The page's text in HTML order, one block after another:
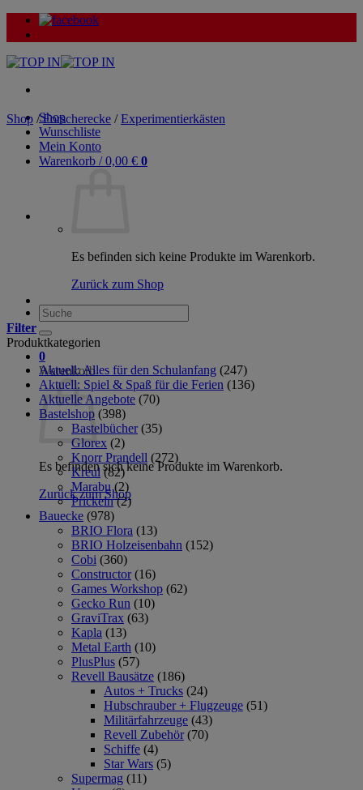
Zum
Inhalt
Shop
Wunschliste
Mein Konto
Warenkorb /0,00 € 0
Es befinden sich keine Produkte im Warenkorb.
Zurück zum Shop
Suche
nach:
0
Warenkorb
Es befinden sich keine Produkte im Warenkorb.
Zurück zum Shop
Shop / Forscherecke / Experimentierkästen
Filter
Produktkategorien
Aktuell: Alles für den Schulanfang (247)
Aktuell: Spiel & Spaß für die Ferien (136)
Aktuelle Angebote (70)
Bastelshop (398)
Bastelbücher (35)
Glorex (2)
Knorr Prandell (272)
Kreul (82)
Marabu (2)
Prickeln (2)
Bauecke (978)
BRIO Flora (13)
BRIO Holzeisenbahn (152)
Cobi (360)
Constructor (16)
Games Workshop (62)
Gecko Run (10)
GraviTrax (63)
Kapla (13)
Metal Earth (10)
PlusPlus (57)
Revell Bausätze (186)
Autos + Trucks (24)
Hubschrauber + Flugzeuge (51)
Militärfahrzeuge (43)
Revell Zubehör (70)
Schiffe (4)
Star Wars (5)
Supermag (11)